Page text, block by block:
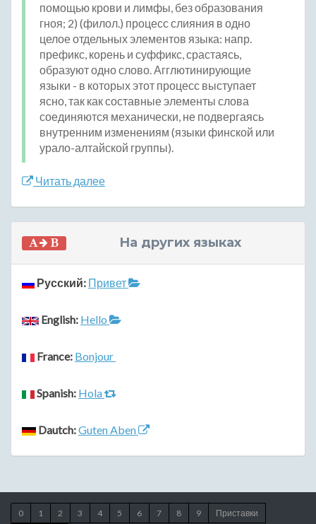
помощью крови и лимфы, без образования
гноя; 2) (филол.) процесс слияния в одно
целое отдельных элементов языка: напр.
префикс, корень и суффикс, срастаясь,
образуют одно слово. Агглютинирующие
языки - в которых этот процесс выступает
ясно, так как составные элементы слова
соединяются механически, не подвергаясь
внутренним изменениям (языки финской или
урало-алтайской группы).
Читать далее
На других языках
Русский: Привет
English: Hello
France: Bonjour
Spanish: Hola
Dautch:Guten Aben
0 1 2 3 4 5 6 7 8 9 Приставки